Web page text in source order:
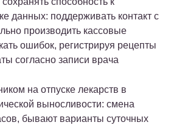
данных: поддерживать контакт с
производить кассовые
ошибок, регистрируя рецепты
согласно записи врача
на отпуске лекарств в
выносливости: смена
бывают варианты суточных